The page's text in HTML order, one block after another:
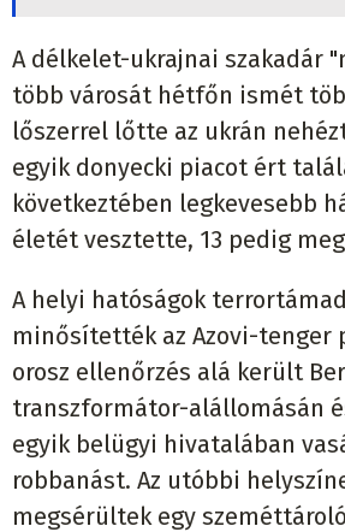
A délkelet-ukrajnai szakadár
több városát hétfőn ismét
lőszerrel lőtte az ukrán
egyik donyecki piacot ért
következtében legkevesebb
életét vesztette, 13 pedig
A helyi hatóságok
minősítették az Azovi-tenger
orosz ellenőrzés alá került
transzformátor-alállomásán
egyik belügyi hivatalában
robbanást. Az utóbbi
megsérültek egy